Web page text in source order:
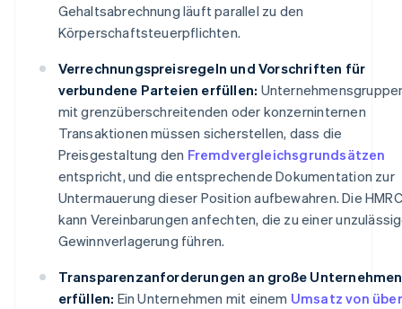
Gehaltsabrechnung läuft parallel zu den
Körperschaftsteuerpflichten.
Verrechnungspreisregeln und Vorschriften für
verbundene Parteien erfüllen:
mit grenzüberschreitenden oder konzerninternen
Transaktionen müssen sicherstellen, dass die
Preisgestaltung den Fremdvergleichsgrundsätzen
entspricht, und die entsprechende Dokumentation zur
Untermauerung dieser Position aufbewahren. Die HMRC
kann Vereinbarungen anfechten, die zu einer
Gewinnverlagerung führen.
Transparenzanforderungen an große Unternehmen
erfüllen: Ein Unternehmen mit einem Umsatz von über